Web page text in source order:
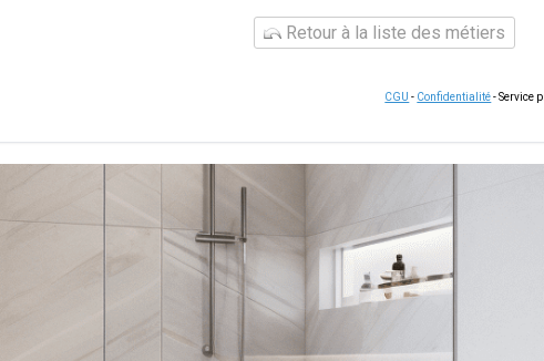
Retour à la liste des métiers
CGU - Confidentialité- Service